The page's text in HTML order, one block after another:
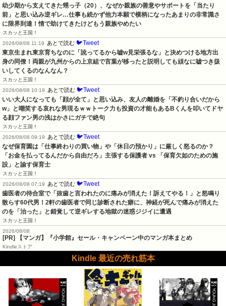
幼少期から支えてきた甥っ子（20）、なぜか親族の善意やサポートを「当たり
前」と思い込み逆ギレ…仕事も続かず他力本願で横柄になったあまりの非常識さ
に限界到達！情で助けてきたけどもう親族やめたい
スカッと王国！
2026/08/08 11:19
あとで読む 🐦Tweet
東京生まれ東京育ちなのに「訛ってるから嘘w見栄張るな」と決めつける地方出
身の同僚！両親が九州からの上京組で言葉が移ったと説明しても頑なに嘘つき扱
いしてくるのなんなん？
スカッと王国！
2026/08/08 10:19
あとで読む 🐦Tweet
いい大人になっても「顔が全て」と思い込み、友人の離婚を「不釣り合いだから
w」と嘲笑する哀れな男現るｗｗトーク力も投資の才能もあるBくんを叩いてドヤ
る顔ファン男の浅はかさにガチで絶句
スカッと王国！
2026/08/08 09:19
あとで読む 🐦Tweet
なぜ保育園は「仕事終わりの買い物」や「休日の預かり」に厳しく怒るのか？
「お金を払ってるんだから自由だろ」主張する保護者 vs 「保育欠如のための施
設」と諭す保育士
スカッと王国！
2026/08/08 07:19
あとで読む 🐦Tweet
歯医者の待合室で「抜歯と言われたのに痛みが消えた！訴えてやる！」と怒鳴り
散らす60代男！2軒の歯医者で同じ診断された癖に、神経が死んで痛みが消えた
のを「治った」と錯覚して逆ギレする地獄の迷惑ジジイに遭遇
スカッと王国！
2026/08/08
[PR] 【マンガ】『小学館』セール・キャンペーン中のマンガ本まとめ
Kindleストア
Kindle 最近の売れ筋本